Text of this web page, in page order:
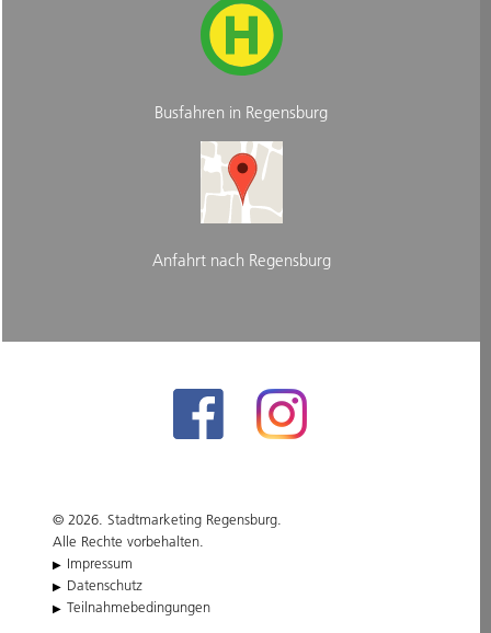
Busfahren in Regensburg
Anfahrt nach Regensburg
© 2026. Stadtmarketing Regensburg.
Alle Rechte vorbehalten.
Impressum
Datenschutz
Teilnahmebedingungen